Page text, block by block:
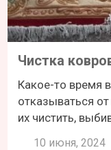
Чистка
Какое-то время
отказываться
их чистить,
10 июня, 2024